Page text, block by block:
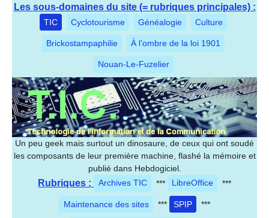
Les sous-domaines du site (= rubriques principales) :
TIC Cyclotourisme Généalogie Culture
Brickostampaphilie À l’ombre de la loi 1901
Nouan-Le-Fuzelier
Un peu geek mais surtout un dinosaure, de ceux qui ont soudé
les composants de leur première machine, flashé la mémoire et
publié dans Hebdogiciel.
Rubriques : Archives TIC *** LibreOffice ***
Maintenance des sites *** SPIP ***